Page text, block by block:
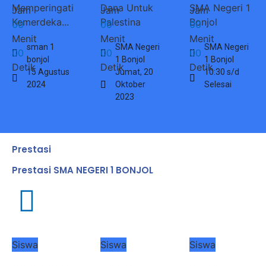
Memperingati
Kemerdeka...
sman 1
bonjol
15 Agustus
2024
Jam
00
Menit
00
Detik
Dana Untuk
Palestina
SMA Negeri
1 Bonjol
Jumat, 20
Oktober
2023
Jam
00
Menit
00
Detik
SMA Negeri 1
Bonjol
SMA Negeri
1 Bonjol
10:30 s/d
Selesai
Jam
00
Menit
00
Detik
Prestasi
Prestasi SMA NEGERI 1 BONJOL
Siswa Siswa Siswa